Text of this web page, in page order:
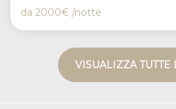
da 2000€ /notte
VISUALIZZA TUTTE